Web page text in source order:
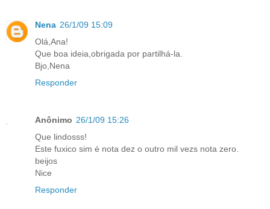
Nena 26/1/09 15:09
Olá,Ana!
Que boa ideia,obrigada por partilhá-la.
Bjo,Nena
Responder
Anônimo 26/1/09 15:26
Que lindosss!
Este fuxico sim é nota dez o outro mil vezs nota zero.
beijos
Nice
Responder